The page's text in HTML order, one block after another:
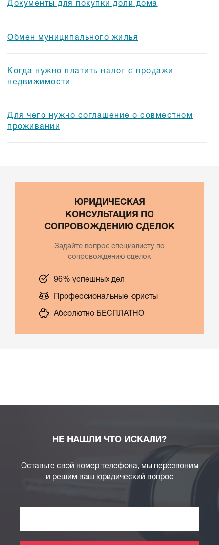
Документы для покупки доли дома
Обмен муниципального жилья
Когда нужно платить налог с продажи
недвижимости
Для чего нужно соглашение о совместном
проживании
ЮРИДИЧЕСКАЯ
КОНСУЛЬТАЦИЯ ПО
СОПРОВОЖДЕНИЮ СДЕЛОК
Задайте вопрос специалисту по
сопровождению сделок
96% успешных дел
Профессиональные юристы
Абсолютно БЕСПЛАТНО
НЕ НАШЛИ ЧТО ИСКАЛИ?
Оставьте свой номер телефона, мы перезвоним
и решим ваш юридический вопрос